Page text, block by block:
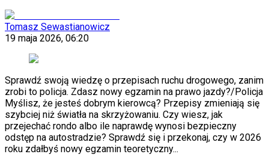
Paliwo
Porady
Aktualności
Plotki
Telewizja
Hity internetu
Edukacja
Aktualności
Matura
Tomasz Sewastianowicz
19 maja 2026, 06:20
Sprawdź swoją wiedzę o przepisach ruchu drogowego, zanim
zrobi to policja. Zdasz nowy egzamin na prawo jazdy?/ Policja
Myślisz, że jesteś dobrym kierowcą? Przepisy zmieniają się
szybciej niż światła na skrzyżowaniu. Czy wiesz, jak
przejechać rondo albo ile naprawdę wynosi bezpieczny
odstęp na autostradzie? Sprawdź się i przekonaj, czy w 2026
roku zdałbyś nowy egzamin teoretyczny...